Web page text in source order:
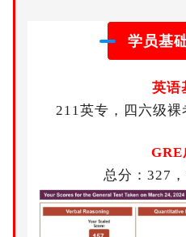
学员基
英语
211英专，四六级
GRE
总分：327